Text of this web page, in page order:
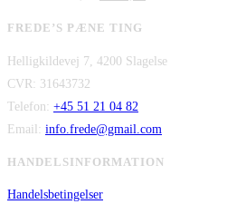
var:
er:
FREDE’S PÆNE TING
Helligkildevej 7, 4200 Slagelse
CVR: 31643732
Telefon: +45 51 21 04 82
Email: info.frede@gmail.com
HANDELSINFORMATION
Handelsbetingelser